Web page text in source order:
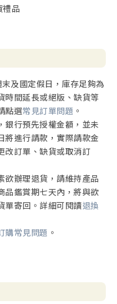
禮品
及國定假日，庫存足夠為
時間延長或絕版、缺貨等
點選常見訂單問題 。
銀行預先授權金額，並未
將進行請款，實際請款金
改訂單、缺貨或取消訂
欲辦理退貨，請維持產品
品鑑賞期七天內，將與欲
單寄回。詳細可閱讀退換
購常見問題 。